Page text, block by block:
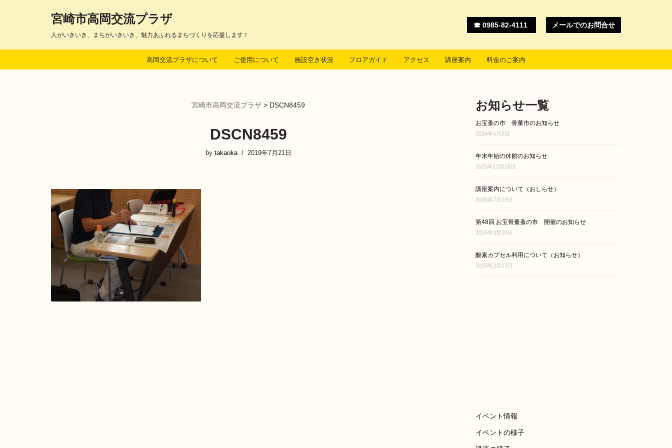
テ
宮崎市高岡交流プラザ
人がいきいき、まちがいきいき、魅力あふれるまちづくりを応援します！
☎ 0985-82-4111 メールでのお問合せ
高岡交流プラザについて ご使用について 施設空き状況 フロアガイド アクセス 講座案内 料金のご案内
宮崎市高岡交流プラザ > DSCN8459
DSCN8459
by takaoka 2019年7月21日
お知らせ一覧
お宝蚤の市 骨董市のお知らせ
2026年5月8日
年末年始の休館のお知らせ
2025年12月28日
講座案内について（おしらせ）
2025年7月19日
第48回 お宝骨董蚤の市 開催のお知らせ
2025年3月20日
酸素カプセル利用について（お知らせ）
2025年2月17日
イベント情報
イベントの様子